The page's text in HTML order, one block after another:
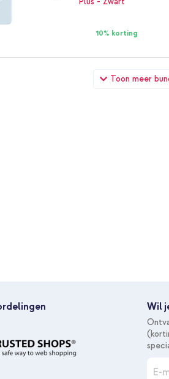
Toon meer
10% korting
Magnet Backcover Samsung
zonder kabel - Zwart
Magnet Backcover Samsung
Wil